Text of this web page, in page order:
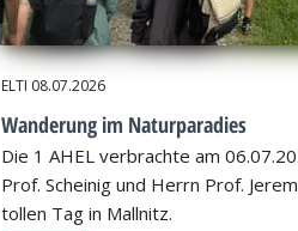
ELTI 08.07.2026
Wanderung im Naturparadies
Die 1 AHEL verbrachte am
Prof. Scheinig und Herrn Prof.
tollen Tag in Mallnitz.